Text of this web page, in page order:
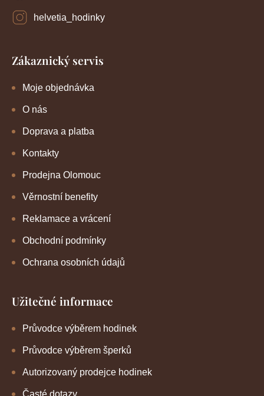
helvetia_hodinky
Zákaznický servis
Moje objednávka
O nás
Doprava a platba
Kontakty
Prodejna Olomouc
Věrnostní benefity
Reklamace a vrácení
Obchodní podmínky
Ochrana osobních údajů
Užitečné informace
Průvodce výběrem hodinek
Průvodce výběrem šperků
Autorizovaný prodejce hodinek
Časté dotazy